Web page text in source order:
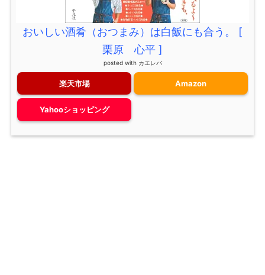
おいしい酒肴（おつまみ）は白飯にも合う。 [
栗原 心平 ]
posted with カエレバ
楽天市場 Amazon
Yahooショッピング